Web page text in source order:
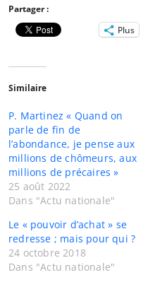
Partager :
Plus
Similaire
P. Martinez « Quand on
parle de fin de
l’abondance, je pense aux
millions de chômeurs, aux
millions de précaires »
25 août 2022
Dans "Actu nationale"
Le « pouvoir d’achat » se
redresse ; mais pour qui ?
24 octobre 2018
Dans "Actu nationale"